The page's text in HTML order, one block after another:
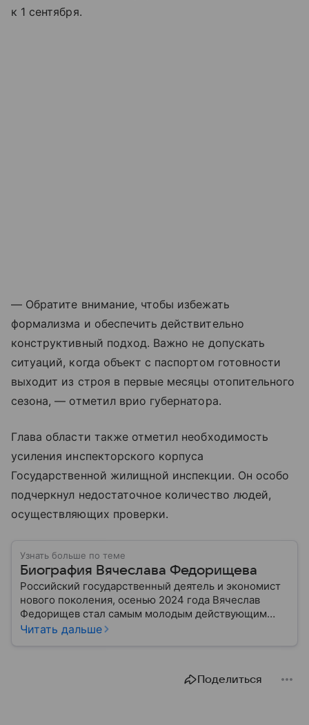
к 1 сентября.
— Обратите внимание, чтобы избежать
формализма и обеспечить действительно
конструктивный подход. Важно не допускать
ситуаций, когда объект с паспортом готовности
выходит из строя в первые месяцы отопительного
сезона, — отметил врио губернатора.
Глава области также отметил необходимость
усиления инспекторского корпуса
Государственной жилищной инспекции. Он особо
подчеркнул недостаточное количество людей,
осуществляющих проверки.
Узнать больше по теме
Биография Вячеслава Федорищева
Российский государственный деятель и экономист
нового поколения, осенью 2024 года Вячеслав
Федорищев стал самым молодым действующим
главой субъекта в РФ. Возглавивший Самарскую
Читать дальше
Поделиться